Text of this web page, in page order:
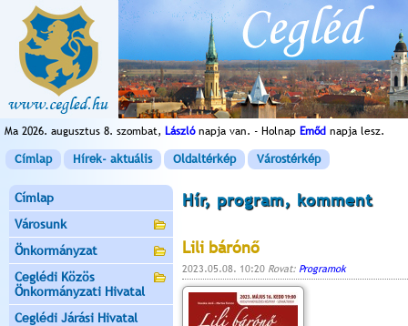
Ma 2026. augusztus 8. szombat, Lászlónapja van. - Holnap Emőd napja lesz.
Címlap Hírek- aktuális Oldaltérkép Várostérkép
Címlap
Városunk
Önkormányzat
Ceglédi Közös
Önkormányzati Hivatal
Ceglédi Járási Hivatal
Hír, program, komment
Lili bárónő
2023.05.08. 10:20 Rovat: Programok